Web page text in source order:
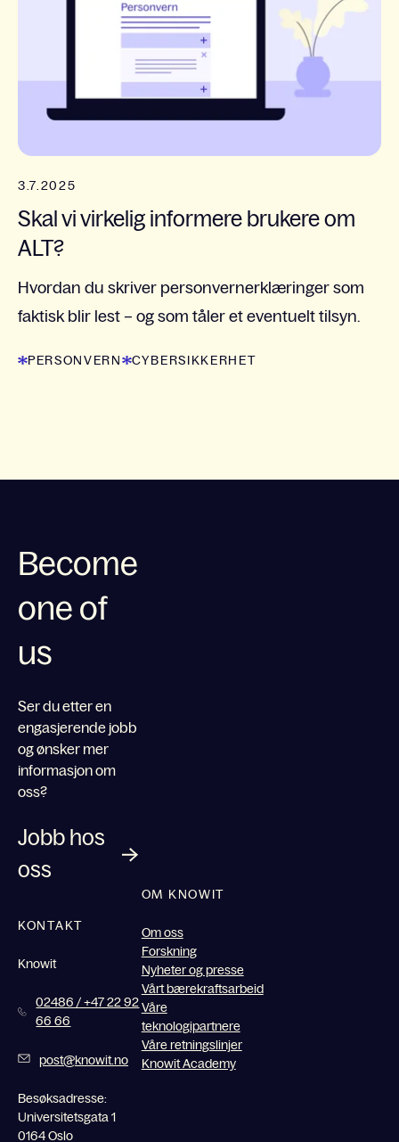
3.7.2025
Skal vi virkelig informere brukere om
ALT?
Hvordan du skriver personvernerklæringer som
faktisk blir lest – og som tåler et eventuelt tilsyn.
PERSONVERN CYBERSIKKERHET
Become
one of
us
Ser du etter en
engasjerende jobb
og ønsker mer
informasjon om
oss?
Jobb hos
oss
KONTAKT
Knowit
02486 / +47 22 92
66 66
post@knowit.no
Besøksadresse:
Universitetsgata 1
0164 Oslo
OM KNOWIT
Om oss
Forskning
Nyheter og presse
Vårt bærekraftsarbeid
Våre
teknologipartnere
Våre retningslinjer
Knowit Academy